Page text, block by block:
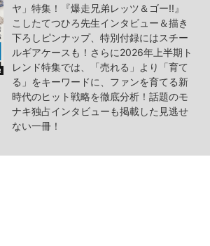
ヤ」特集！『爆走兄弟レッツ＆ゴー!!』
こしたてつひろ先生インタビュー＆描き
下ろしピンナップ、特別付録にはスチー
ルギアケースも！さらに2026年上半期ト
レンド特集では、「売れる」より「育て
る」をキーワードに、ファンを育てる新
時代のヒット戦略を徹底分析！話題のモ
ナキ独占インタビューも掲載した見逃せ
ない一冊！